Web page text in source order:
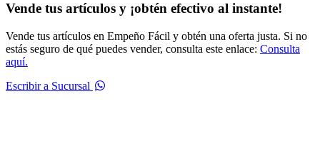
Vende tus artículos y ¡obtén efectivo al instante!
Vende tus artículos en Empeño Fácil y obtén una oferta justa. Si no
estás seguro de qué puedes vender, consulta este enlace: Consulta
aquí.
Escribir a Sucursal